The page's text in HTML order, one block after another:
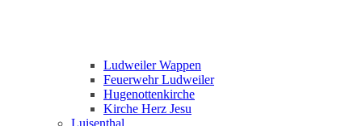
Ludweiler Wappen
Feuerwehr Ludweiler
Hugenottenkirche
Kirche Herz Jesu